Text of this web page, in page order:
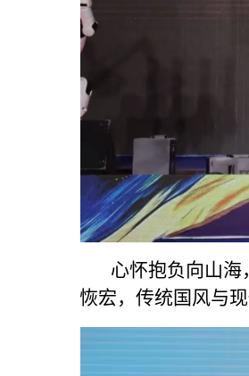
心怀抱负向山海
恢宏，传统国风与